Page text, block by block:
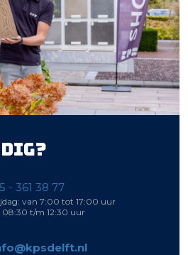
- 361 38 77
van 7:00 tot 17:00 uur
08:30 t/m 12:30 uur